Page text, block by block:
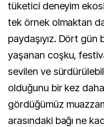
tüketici deneyim
tek örnek olmaktan
paydaşıyız. Dört gün
yaşanan coşku,
sevilen ve
olduğunu bir kez daha
gördüğümüz
arasındaki bağı ne